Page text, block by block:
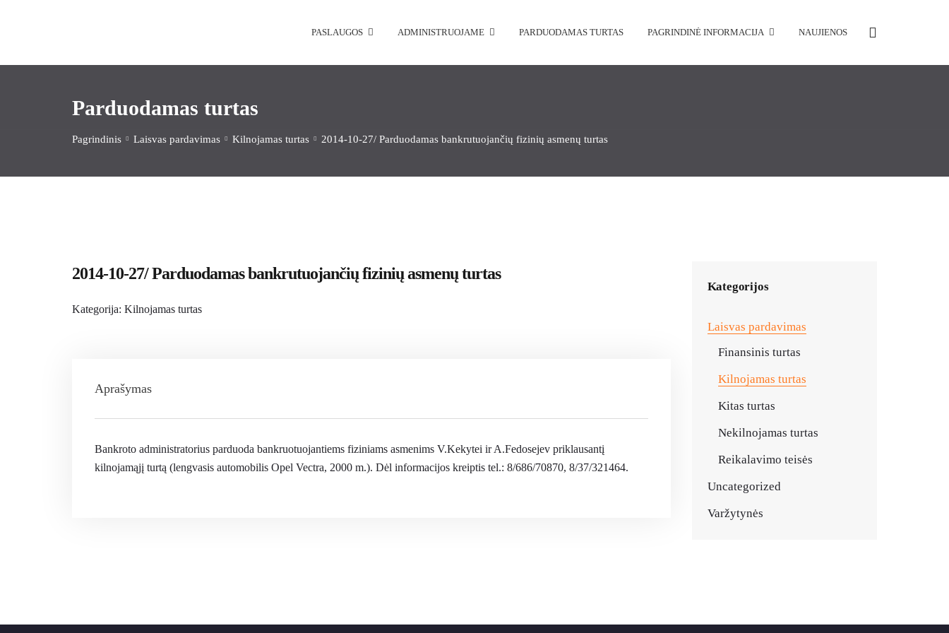
PASLAUGOS ADMINISTRUOJAME PARDUODAMAS TURTAS PAGRINDINĖ INFORMACIJA NAUJIENOS
Parduodamas turtas
Pagrindinis Laisvas pardavimas Kilnojamas turtas 2014-10-27/ Parduodamas bankrutuojančių fizinių asmenų turtas
2014-10-27/ Parduodamas bankrutuojančių fizinių asmenų turtas
Kategorija: Kilnojamas turtas
Aprašymas
Bankroto administratorius parduoda bankruotuojantiems fiziniams asmenims V.Kekytei ir A.Fedosejev priklausantį
kilnojamąjį turtą (lengvasis automobilis Opel Vectra, 2000 m.). Dėl informacijos kreiptis tel.: 8/686/70870, 8/37/321464.
Kategorijos
Laisvas pardavimas
Finansinis turtas
Kilnojamas turtas
Kitas turtas
Nekilnojamas turtas
Reikalavimo teisės
Uncategorized
Varžytynės